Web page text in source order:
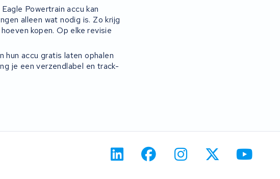
Powertrain accu kan
alleen wat nodig is. Zo krijg
kopen. Op elke revisie
hun accu gratis laten ophalen
je een verzendlabel en track-